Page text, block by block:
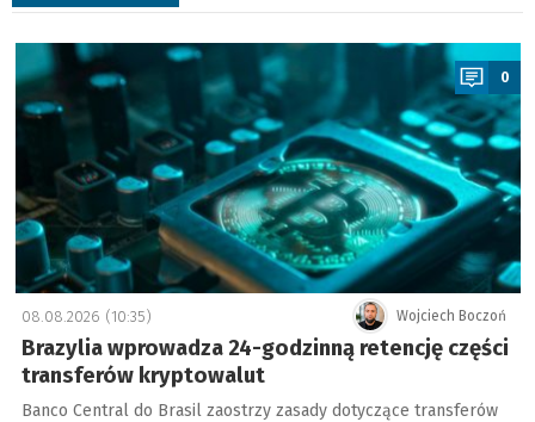
a
0
Wojciech Boczoń
08.08.2026 (10:35)
Brazylia wprowadza 24-godzinną retencję części
transferów kryptowalut
Banco Central do Brasil zaostrzy zasady dotyczące transferów